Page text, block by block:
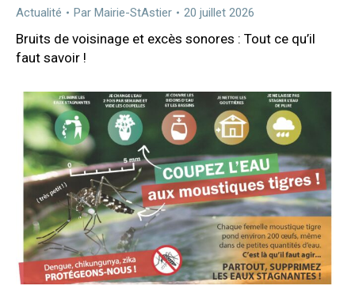
Actualité Par Mairie-StAstier 20 juillet 2026
Bruits de voisinage et excès sonores : Tout ce qu’il
faut savoir !